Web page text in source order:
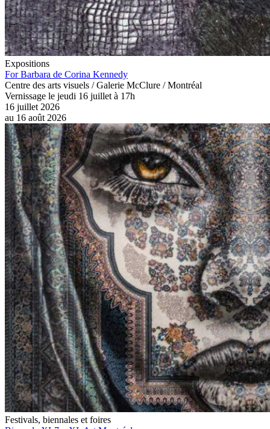
Expositions
For Barbara de Corina Kennedy
Centre des arts visuels / Galerie McClure / Montréal
Vernissage le jeudi 16 juillet à 17h
16 juillet 2026
au 16 août 2026
Festivals, biennales et foires